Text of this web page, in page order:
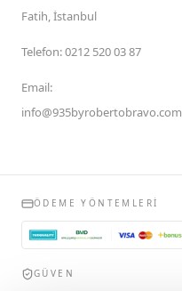
Fatih, İstanbul
Telefon:0212 520 03 87
Email:
info@935byrobertobravo.com
ÖDEME YÖNTEMLERI
GÜVEN